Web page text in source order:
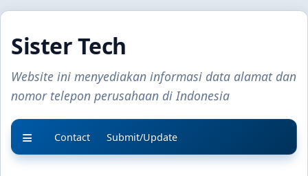
Sister Tech
Website ini menyediakan informasi data alamat dan
nomor telepon perusahaan di Indonesia
Contact Submit/Update